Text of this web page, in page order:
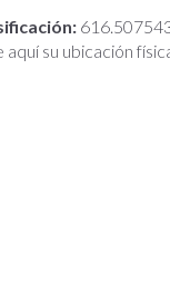
aquí su ubicación